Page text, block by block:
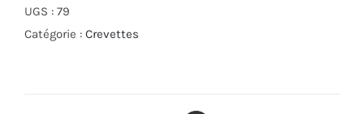
sautées
aux
UGS : 79
Catégorie : Crevettes